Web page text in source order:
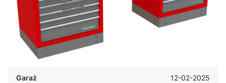
całkowicie zmienia organizację pracy w warsztacie.
Po przeczytaniu tego artykułu będziesz wiedział
dokładnie, na co zwrócić uwagę przy zakupie stołu
warsztatowego, jakie parametry są kluczowe dla Twojej
branży i jak uniknąć kosztownych błędów. Zaczynamy!
Garaż 12-02-2025